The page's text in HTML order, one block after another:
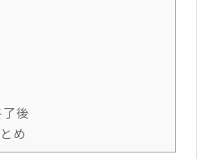
後
め